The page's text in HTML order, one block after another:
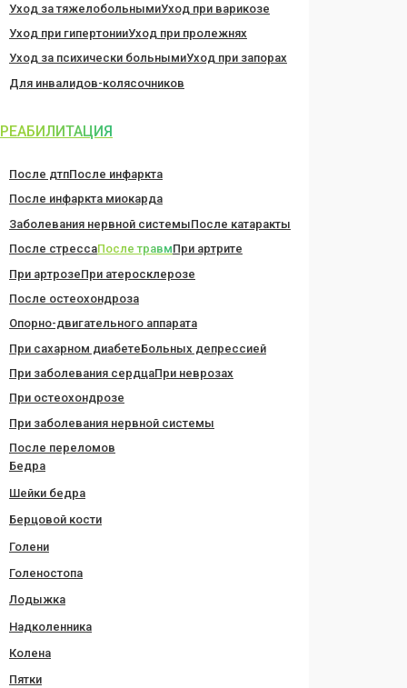
Уход за тяжелобольнымиУход при варикозе
Уход при гипертонииУход при пролежнях
Уход за психически больнымиУход при запорах
Для инвалидов-колясочников
РЕАБИЛИТАЦИЯ
После дтпПосле инфаркта
После инфаркта миокарда
Заболевания нервной системыПосле катаракты
После стрессаПосле травмПри артрите
При артрозеПри атеросклерозе
После остеохондроза
Опорно-двигательного аппарата
При сахарном диабетеБольных депрессией
При заболевания сердцаПри неврозах
При остеохондрозе
При заболевания нервной системы
После переломов
Бедра
Шейки бедра
Берцовой кости
Голени
Голеностопа
Лодыжка
Надколенника
Колена
Пятки